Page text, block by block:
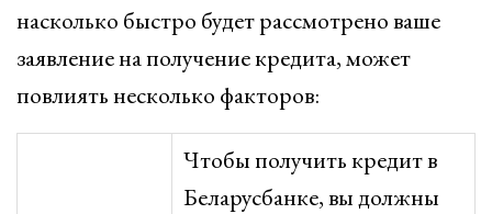
насколько быстро будет рассмотрено ваше
заявление на получение кредита, может
повлиять несколько факторов:
Чтобы получить кредит в
Беларусбанке, вы должны